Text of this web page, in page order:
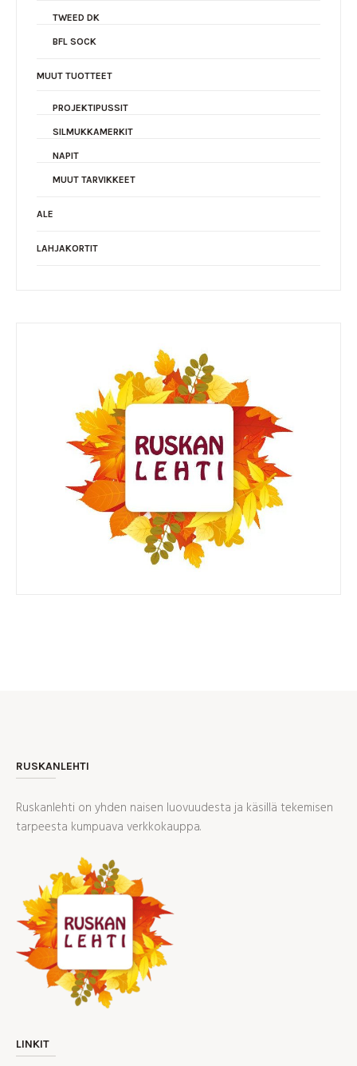
TWEED DK
BFL SOCK
MUUT TUOTTEET
PROJEKTIPUSSIT
SILMUKKAMERKIT
NAPIT
MUUT TARVIKKEET
ALE
LAHJAKORTIT
RUSKANLEHTI
Ruskanlehti on yhden naisen luovuudesta ja käsillä tekemisen
tarpeesta kumpuava verkkokauppa.
LINKIT